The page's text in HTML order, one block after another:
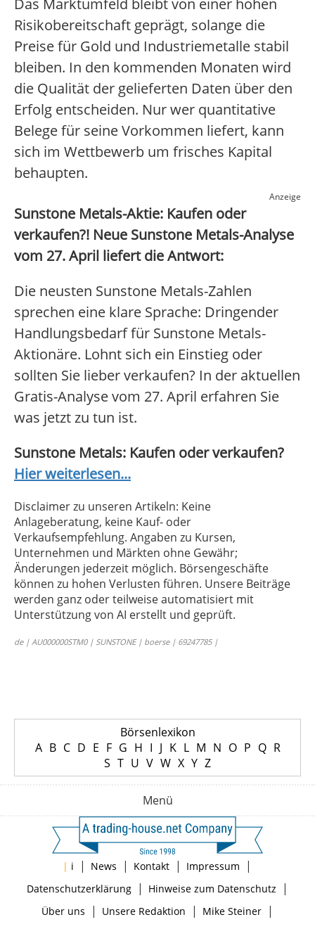
Das Marktumfeld bleibt von einer hohen
Risikobereitschaft geprägt, solange die
Preise für Gold und Industriemetalle stabil
bleiben. In den kommenden Monaten wird
die Qualität der gelieferten Daten über den
Erfolg entscheiden. Nur wer quantitative
Belege für seine Vorkommen liefert, kann
sich im Wettbewerb um frisches Kapital
behaupten.
Anzeige
Sunstone Metals-Aktie: Kaufen oder
verkaufen?! Neue Sunstone Metals-Analyse
vom 27. April liefert die Antwort:
Die neusten Sunstone Metals-Zahlen
sprechen eine klare Sprache: Dringender
Handlungsbedarf für Sunstone Metals-
Aktionäre. Lohnt sich ein Einstieg oder
sollten Sie lieber verkaufen? In der aktuellen
Gratis-Analyse vom 27. April erfahren Sie
was jetzt zu tun ist.
Sunstone Metals: Kaufen oder verkaufen?
Hier weiterlesen...
Disclaimer zu unseren Artikeln: Keine
Anlageberatung, keine Kauf- oder
Verkaufsempfehlung. Angaben zu Kursen,
Unternehmen und Märkten ohne Gewähr;
Änderungen jederzeit möglich. Börsengeschäfte
können zu hohen Verlusten führen. Unsere Beiträge
werden ganz oder teilweise automatisiert mit
Unterstützung von AI erstellt und geprüft.
de | AU000000STM0 | SUNSTONE | boerse | 69247785 |
Börsenlexikon
A B C D E F G H I J K L M N O P Q R
S T U V W X Y Z
Menü
| i | News | Kontakt | Impressum |
Datenschutzerklärung| Hinweise zum Datenschutz |
Über uns | Unsere Redaktion | Mike Steiner|